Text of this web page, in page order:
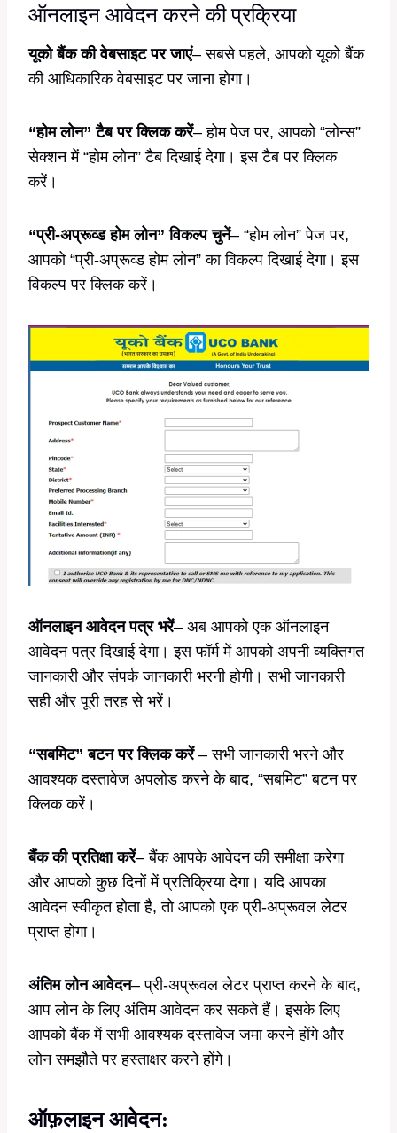
ऑनलाइन आवेदन करने की प्रक्रिया
यूको बैंक की वेबसाइट पर जाएं– सबसे पहले, आपको यूको बैंक
की आधिकारिक वेबसाइट पर जाना होगा।
“होम लोन” टैब पर क्लिक करें– होम पेज पर, आपको “लोन्स”
सेक्शन में “होम लोन” टैब दिखाई देगा। इस टैब पर क्लिक
करें।
“प्री-अप्रूव्ड होम लोन” विकल्प चुनें– “होम लोन” पेज पर,
आपको “प्री-अप्रूव्ड होम लोन” का विकल्प दिखाई देगा। इस
विकल्प पर क्लिक करें।
ऑनलाइन आवेदन पत्र भरें– अब आपको एक ऑनलाइन
आवेदन पत्र दिखाई देगा। इस फॉर्म में आपको अपनी व्यक्तिगत
जानकारी और संपर्क जानकारी भरनी होगी। सभी जानकारी
सही और पूरी तरह से भरें।
“सबमिट” बटन पर क्लिक करें– सभी जानकारी भरने और
आवश्यक दस्तावेज अपलोड करने के बाद, “सबमिट” बटन पर
क्लिक करें।
बैंक की प्रतिक्षा करें– बैंक आपके आवेदन की समीक्षा करेगा
और आपको कुछ दिनों में प्रतिक्रिया देगा। यदि आपका
आवेदन स्वीकृत होता है, तो आपको एक प्री-अप्रूवल लेटर
प्राप्त होगा।
अंतिम लोन आवेदन– प्री-अप्रूवल लेटर प्राप्त करने के बाद,
आप लोन के लिए अंतिम आवेदन कर सकते हैं। इसके लिए
आपको बैंक में सभी आवश्यक दस्तावेज जमा करने होंगे और
लोन समझौते पर हस्ताक्षर करने होंगे।
ऑफ़लाइन आवेदन: